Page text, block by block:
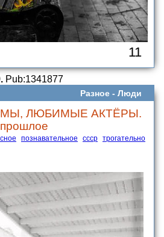
11
Pub:1341877
Разное - Люди
ЛЮБИМЫЕ АКТЁРЫ.
познавательное ссср трогательно